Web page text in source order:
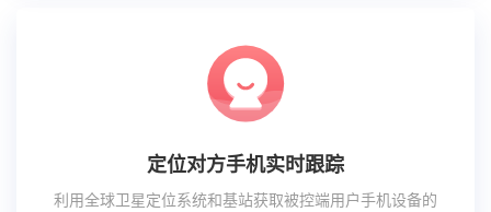
定位对方手机实时跟踪
利用全球卫星定位系统和基站获取被控端用户手机设备的